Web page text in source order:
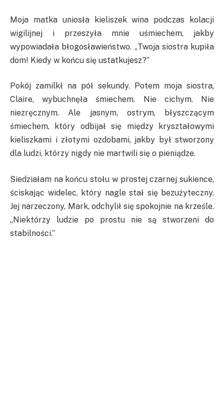
Moja matka uniosła kieliszek wina podczas kolacji
wigilijnej i przeszyła mnie uśmiechem, jakby
wypowiadała błogosławieństwo. „Twoja siostra kupiła
dom! Kiedy w końcu się ustatkujesz?”
Pokój zamilkł na pół sekundy. Potem moja siostra,
Claire, wybuchnęła śmiechem. Nie cichym. Nie
niezręcznym. Ale jasnym, ostrym, błyszczącym
śmiechem, który odbijał się między kryształowymi
kieliszkami i złotymi ozdobami, jakby był stworzony
dla ludzi, którzy nigdy nie martwili się o pieniądze.
Siedziałam na końcu stołu w prostej czarnej sukience,
ściskając widelec, który nagle stał się bezużyteczny.
Jej narzeczony, Mark, odchylił się spokojnie na krześle.
„Niektórzy ludzie po prostu nie są stworzeni do
stabilności.”